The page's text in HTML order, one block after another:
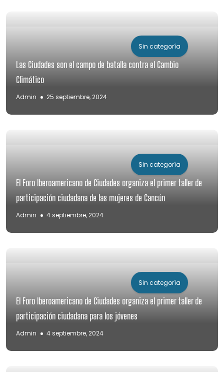
Sin categoría
Las Ciudades son el campo de batalla contra el Cambio
Climático
Admin 25 septiembre, 2024
Sin categoría
El Foro Iberoamericano de Ciudades organiza el primer taller de
participación ciudadana de las mujeres de Cancún
Admin 4 septiembre, 2024
Sin categoría
El Foro Iberoamericano de Ciudades organiza el primer taller de
participación ciudadana para los jóvenes
Admin 4 septiembre, 2024